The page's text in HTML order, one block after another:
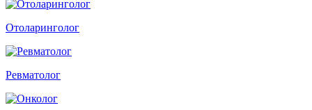
Отоларинголог
Ревматолог